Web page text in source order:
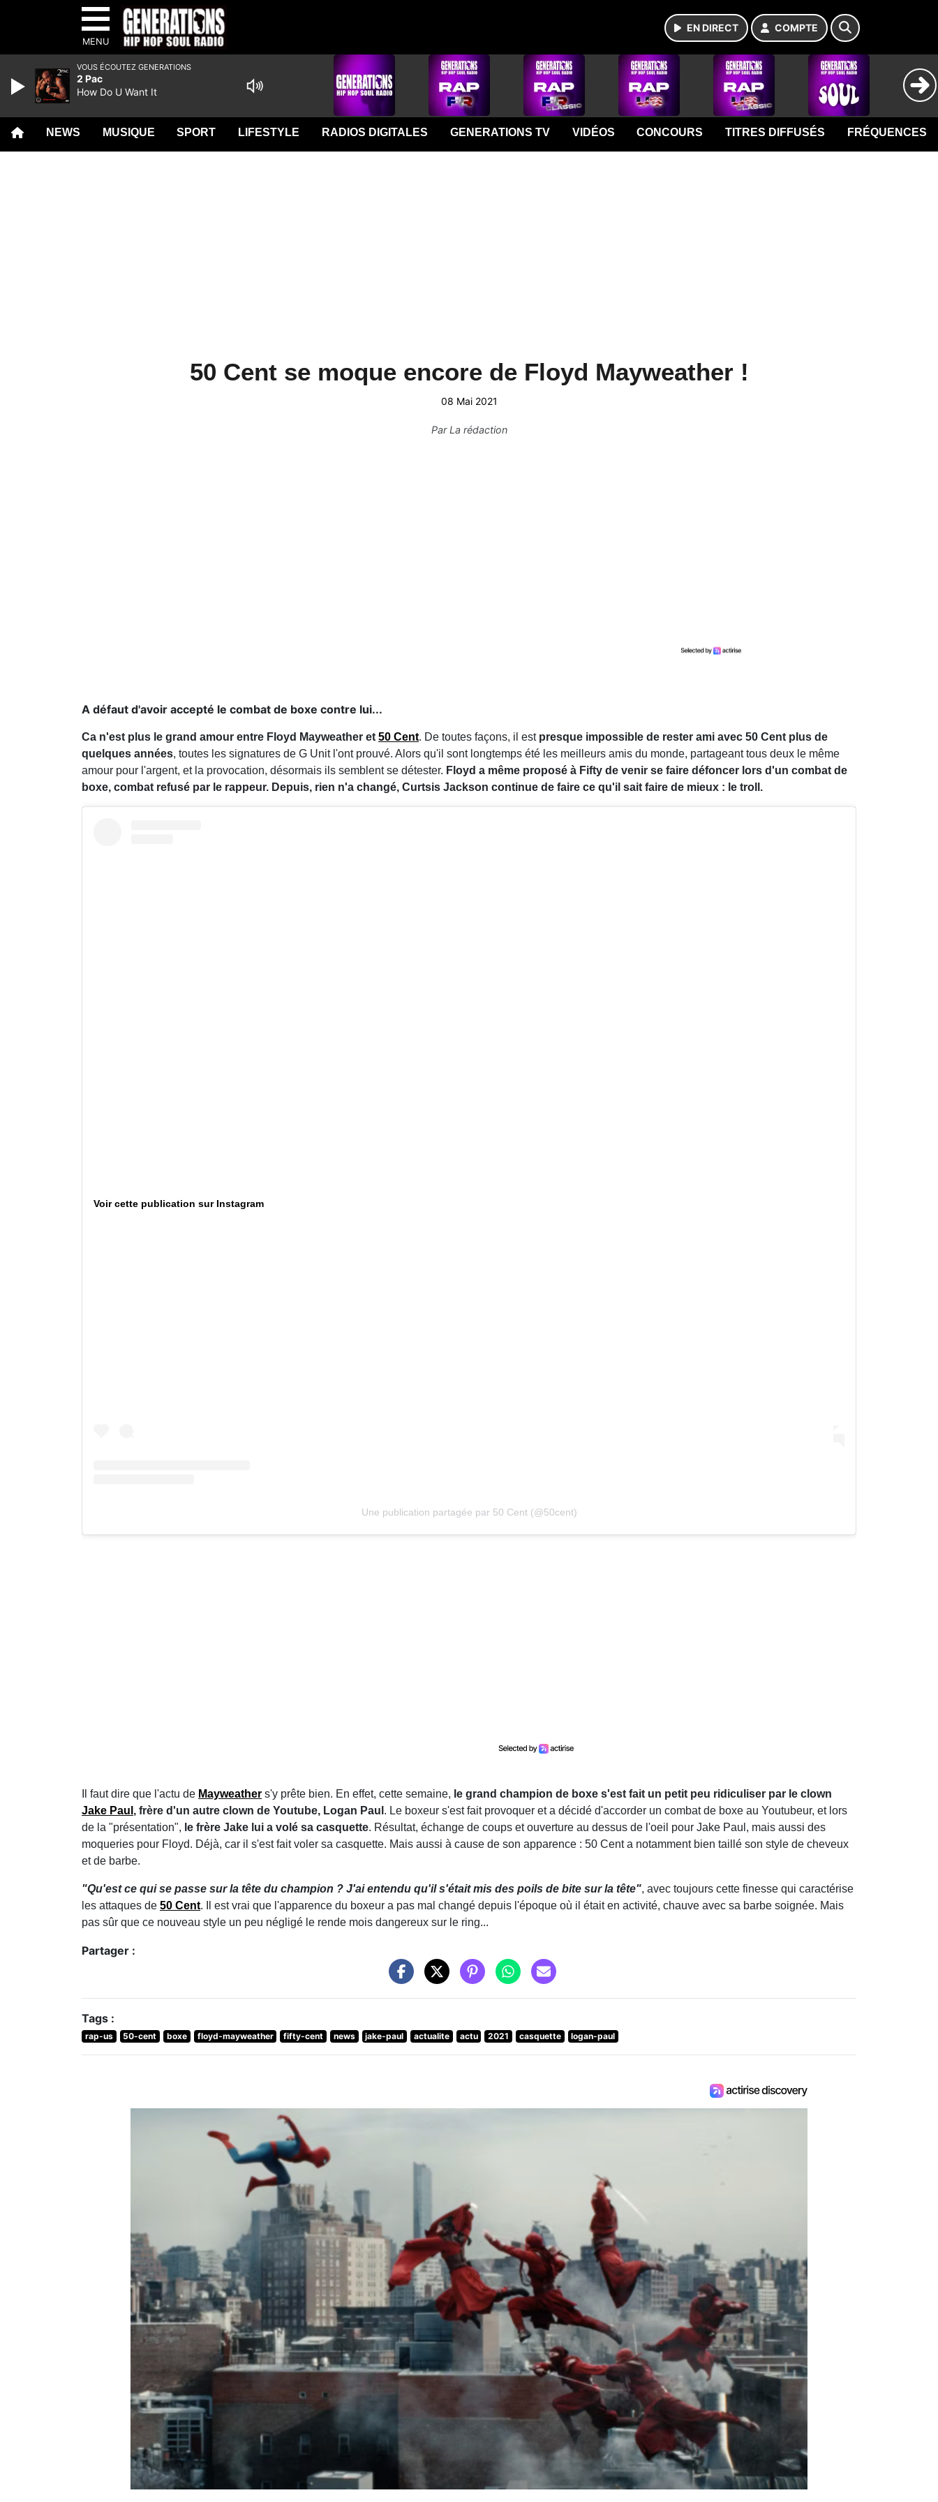
MENU
EN DIRECT COMPTE
NEWS MUSIQUE SPORT LIFESTYLE RADIOS DIGITALES GENERATIONS TV VIDÉOS CONCOURS TITRES DIFFUSÉS FRÉQUENCES
50 Cent se moque encore de Floyd Mayweather !
08 Mai 2021
ParLa rédaction
A défaut d'avoir accepté le combat de boxe contre lui...
Ca n'est plus le grand amour entre Floyd Mayweather et 50 Cent. De toutes façons, il est presque impossible de rester ami avec 50 Cent plus de
quelques années, toutes les signatures de G Unit l'ont prouvé. Alors qu'il sont longtemps été les meilleurs amis du monde, partageant tous deux le même
amour pour l'argent, et la provocation, désormais ils semblent se détester. Floyd a même proposé à Fifty de venir se faire défoncer lors d'un combat de
boxe, combat refusé par le rappeur. Depuis, rien n'a changé, Curtsis Jackson continue de faire ce qu'il sait faire de mieux : le troll.
Voir cette publication sur Instagram
Une publication partagée par 50 Cent (@50cent)
Il faut dire que l'actu de Mayweather s'y prête bien. En effet, cette semaine, le grand champion de boxe s'est fait un petit peu ridiculiser par le clown
Jake Paul , frère d'un autre clown de Youtube, Logan Paul . Le boxeur s'est fait provoquer et a décidé d'accorder un combat de boxe au Youtubeur, et lors
de la "présentation", le frère Jake lui a volé sa casquette. Résultat, échange de coups et ouverture au dessus de l'oeil pour Jake Paul, mais aussi des
moqueries pour Floyd. Déjà, car il s'est fait voler sa casquette. Mais aussi à cause de son apparence : 50 Cent a notamment bien taillé son style de cheveux
et de barbe.
"Qu'est ce qui se passe sur la tête du champion ? J'ai entendu qu'il s'était mis des poils de bite sur la tête", avec toujours cette finesse qui caractérise
les attaques de 50 Cent. Il est vrai que l'apparence du boxeur a pas mal changé depuis l'époque où il était en activité, chauve avec sa barbe soignée. Mais
pas sûr que ce nouveau style un peu négligé le rende mois dangereux sur le ring...
Partager :
Tags :
rap-us 50-cent boxe floyd-mayweather fifty-cent news jake-paul actualite actu 2021 casquette logan-paul
VOUS ÉCOUTEZ GENERATIONS
2 Pac
How Do U Want It